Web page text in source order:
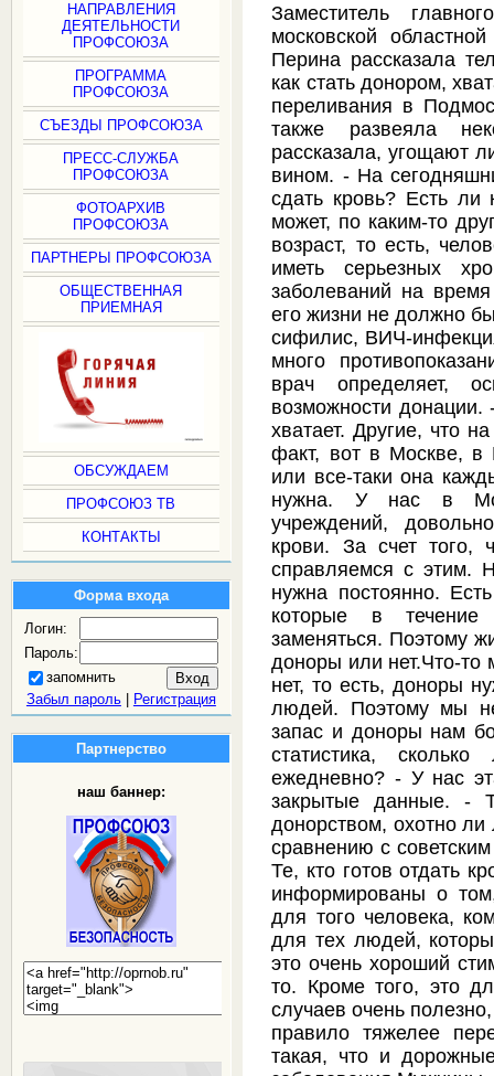
НАПРАВЛЕНИЯ
ДЕЯТЕЛЬНОСТИ
ПРОФСОЮЗА
ПРОГРАММА
ПРОФСОЮЗА
СЪЕЗДЫ ПРОФСОЮЗА
ПРЕСС-СЛУЖБА
ПРОФСОЮЗА
ФОТОАРХИВ
ПРОФСОЮЗА
ПАРТНЕРЫ ПРОФСОЮЗА
ОБЩЕСТВЕННАЯ
ПРИЕМНАЯ
ОБСУЖДАЕМ
ПРОФСОЮЗ ТВ
КОНТАКТЫ
Форма входа
Логин:
Пароль:
запомнить
Забыл пароль| Регистрация
Партнерство
наш баннер:
Заместитель
московской
Перина рассказала
как стать донором,
переливания в
также развеяла
рассказала, угощают
вином. - На
сдать кровь? Есть ли
может, по каким-то
возраст, то есть,
иметь серьезных
заболеваний на
его жизни не должно
сифилис, ВИЧ-
много
врач определяет,
возможности донации.
хватает. Другие, что
факт, вот в Москве, в
или все-таки она
нужна. У нас в
учреждений,
крови. За счет того,
справляемся с этим.
нужна постоянно.
которые в
заменяться. Поэтому
доноры или нет.Что-то
нет, то есть, доноры
людей. Поэтому мы
запас и доноры нам
статистика,
ежедневно? - У нас
закрытые данные. -
донорством, охотно
сравнению с
Те, кто готов отдать
информированы о
для того человека,
для тех людей,
это очень хороший
то. Кроме того, это
случаев очень
правило тяжелее
такая, что и